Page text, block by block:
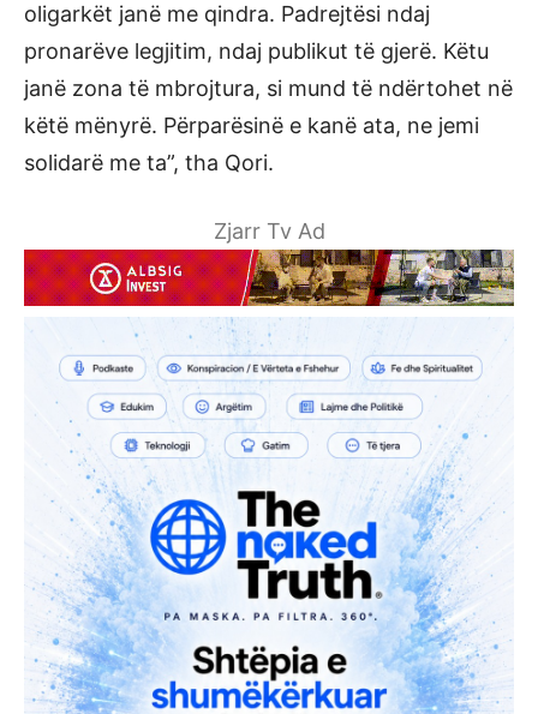
oligarkët janë me qindra. Padrejtësi ndaj
pronarëve legjitim, ndaj publikut të gjerë. Këtu
janë zona të mbrojtura, si mund të ndërtohet në
këtë mënyrë. Përparësinë e kanë ata, ne jemi
solidarë me ta”, tha Qori.
Zjarr Tv Ad